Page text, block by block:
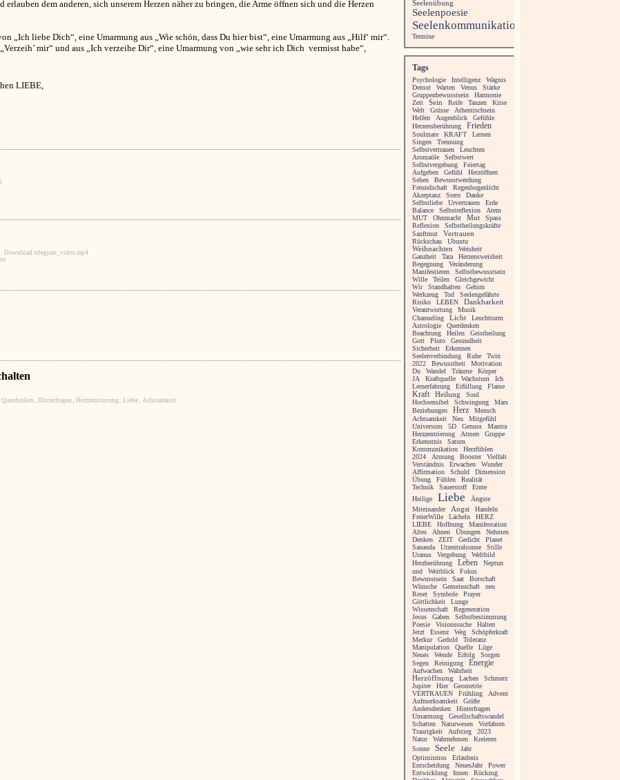
dem anderen, sich unserem Herzen näher zu bringen, die Arme öffnen sich und die Herzen
„Ich liebe Dich“, eine Umarmung aus „Wie schön, dass Du hier bist“, eine Umarmung aus „Hilf‘ mir“.
mir“ und aus „Ich verzeihe Dir“, eine Umarmung von „wie sehr ich Dich vermisst habe“,
LIEBE,
· Download telegram_video.mp4
Querdenken , Hinterfragen , Herzzentrierung , Liebe, Achtsamkeit
Seelenübung
Seelenpoesie
Seelenkommunikation
Termine
Tags
Psychologie Intelligenz
Wagnis
Demut
Warten Venus
Stärke
Gruppenbewusstsein
Harmonie
Zeit
Sein Reife Tanzen
Krise
Welt
Grüsse
Athentischsein
Helfen
Augenblick
Gefühle
Herzensberührung
Frieden
Soulmate KRAFT
Lernen
Singen
Trennung
Selbstvertrauen
Leuchten
Aromaöle
Selbstwert
Selbstvergebung
Feiertag
Aufgeben
Gefühl
Herzöffnen
Sehen
Bewusstwerdung
Freundschaft
Regenbogenlicht
Akzeptanz
Stern
Danke
Selbstliebe
Urvertrauen
Erde
Balance
Selbstreflexion
Atem
MUT
Ohnmacht Mut
Spass
Reflexion
Selbstheilungskräfte
Sanftmut
Vertrauen
Rückschau
Ubuntu
Weihnachten
Weisheit
Ganzheit
Tara
Herzensweisheit
Begegnung
Veränderung
Manifestieren
Selbstbewusstsein
Wille
Teilen
Gleichgewicht
Wir
Standhalten
Gehirn
Werkzeug
Tod
Seelengefährte
Risiko
LEBEN
Dankbarkeit
Verantwortung
Musik
Channeling
Licht
Leuchtturm
Astrologie
Querdenken
Beachtung
Heilen
Geistheilung
Gott
Pluto
Gesundheit
Sicherheit
Erkennen
Seelenverbindung
Ruhe
Twin
2022
Bewusstheit
Motivation
Du
Wandel Träume
Körper
JA
Kraftquelle Wachstum
Ich
Lernerfahrung
Erfüllung Flame
Kraft Heilung
Soul
Hochsensibel
Schwingung
Mars
Beziehungen
Herz
Mensch
Achtsamkeit
Neu
Mitgefühl
Universum
5D Genuss
Mantra
Herzzentrierung
Atmen
Gruppe
Erkenntnis
Saturn
Kommunikation
Herzfühlen
2024
Atmung Booster
Vielfalt
Verständnis
Erwachen
Wunder
Affirmation
Schuld
Dimension
Übung
Fühlen
Realität
Technik
Sauerstoff
Ernte
Heilige
Liebe
Ängste
Miteinander
Angst
Handeln
FreierWille
Lächeln
HERZ
LIEBE
Hoffnung
Manifestation
Altes
Ahnen Übungen
Nehmen
Denken
ZEIT Gedicht
Planet
Sananda
Urzentralsonne
Stille
Uranus
Vergebung
Weltbild
Herzberührung
Leben
Neptun
und
Weitblick
Fokus
Bewusstsein
Saat
Botschaft
Wünsche
Gemeinschaft
neu
Reset
Symbole
Prayer
Göttlichkeit
Lunge
Wissenschaft
Regeneration
Jesus
Gaben
Selbstbestimmung
Poesie
Visionssuche
Halten
Jetzt
Essenz Weg
Schöpferkraft
Merkur
Geduld
Toleranz
Manipulation
Quelle
Lüge
Neues
Wende Erfolg
Sorgen
Segen
Reinigung Energie
Aufwachen
Wahrheit
Herzöffnung
Lachen
Schmerz
Jupiter
Hier
Geometrie
VERTRAUEN
Frühling
Advent
Aufmerksamkeit
Grüße
Andersdenken
Hinterfragen
Umarmung
Gesellschaftswandel
Schatten
Naturwesen
Vorfahren
Traurigkeit
Aufstieg
2023
Natur
Wahrnehmen
Kreieren
Sonne
Seele
Jahr
Optimismus
Erlaubnis
Entscheidung
NeuesJahr
Power
Entwicklung
Innen
Rückzug